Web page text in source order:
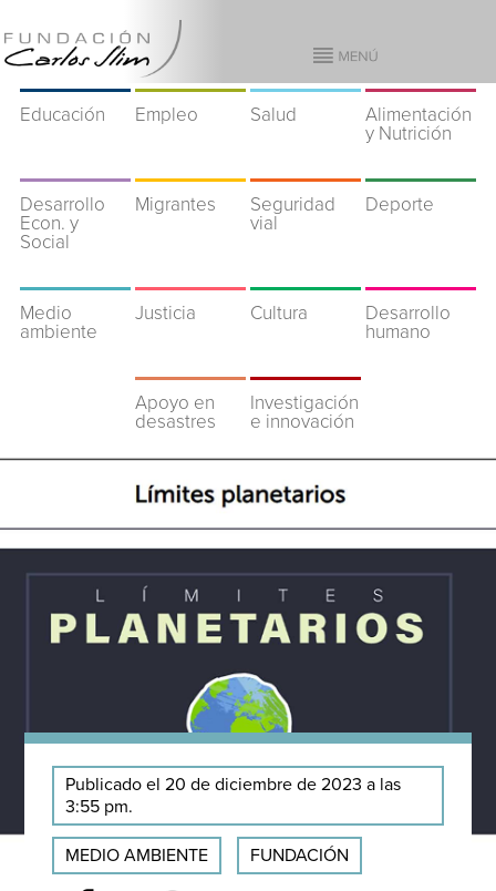
Educación Empleo Salud
Alimentación
y Nutrición
Desarrollo
Econ. y
Social
Migrantes
Seguridad
vial
Deporte
Medio
ambiente
Justicia Cultura
Desarrollo
humano
Apoyo en
desastres
Investigación
e innovación
Publicado el 20 de diciembre de 2023 a las
3:55 pm.
MEDIO AMBIENTE FUNDACIÓN